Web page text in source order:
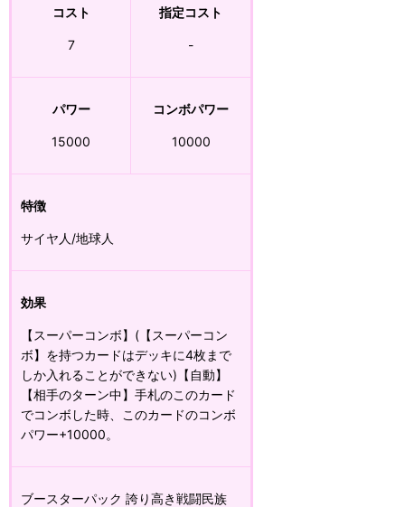
コスト
7
指定コスト
-
パワー
15000
コンボパワー
10000
特徴
サイヤ人/地球人
効果
【スーパーコンボ】(【スーパーコン
ボ】を持つカードはデッキに4枚まで
しか入れることができない)【自動】
【相手のターン中】手札のこのカード
でコンボした時、このカードのコンボ
パワー+10000。
ブースターパック 誇り高き戦闘民族